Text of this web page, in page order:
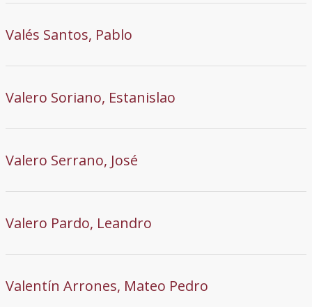
Valés Santos, Pablo
Valero Soriano, Estanislao
Valero Serrano, José
Valero Pardo, Leandro
Valentín Arrones, Mateo Pedro